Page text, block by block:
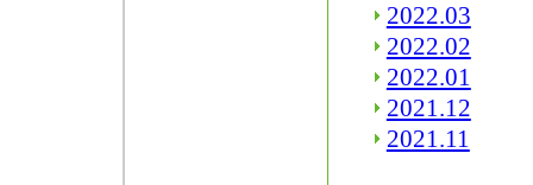
2022.03
2022.02
2022.01
2021.12
2021.11